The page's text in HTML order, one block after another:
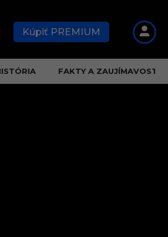
Kúpiť PREMIUM
FAKTY A ZAUJÍMAVOSTI